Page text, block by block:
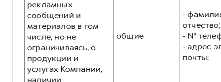
рекламных
сообщений и
материалов в том
числе, но не
ограничиваясь, о
продукции и
услугах Компании,
наличии
общие
-
отчество;
- №
- адрес
почты;